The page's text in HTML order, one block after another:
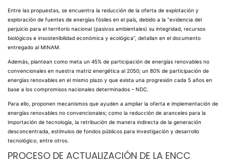
Entre las propuestas, se encuentra la reducción de la oferta de explotación y
exploración de fuentes de energías fósiles en el país, debido a la “evidencia del
perjuicio para el territorio nacional (pasivos ambientales) su integridad, recursos
biológicos e insostenibilidad económica y ecológica”, detallan en el documento
entregado al MINAM.
Además, plantean como meta un 45% de participación de energías renovables no
convencionales en nuestra matriz energética al 2050; un 80% de participación de
energías renovables en el mismo plazo y que exista una progresión cada 5 años en
base a los compromisos nacionales determinados – NDC.
Para ello, proponen mecanismos que ayuden a ampliar la oferta e implementación de
energías renovables no convencionales; como la reducción de aranceles para la
importación de tecnología, la retribución de manera indirecta de la generación
desconcentrada, estímulos de fondos públicos para investigación y desarrollo
tecnológico, entre otros.
PROCESO DE ACTUALIZACIÓN DE LA ENCC